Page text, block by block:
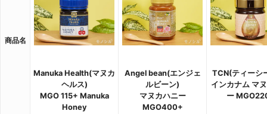
商品名
Manuka Health(マヌカ
ヘルス)
MGO 115+ Manuka
Honey
Angel bean(エンジェ
ルビーン)
マヌカハニー
MGO400+
TCN(ティーシ
インカナム マ
ー